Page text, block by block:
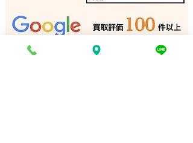
アマチュア無線機 出張買
取 宍粟市｜姫路の買取専
門店